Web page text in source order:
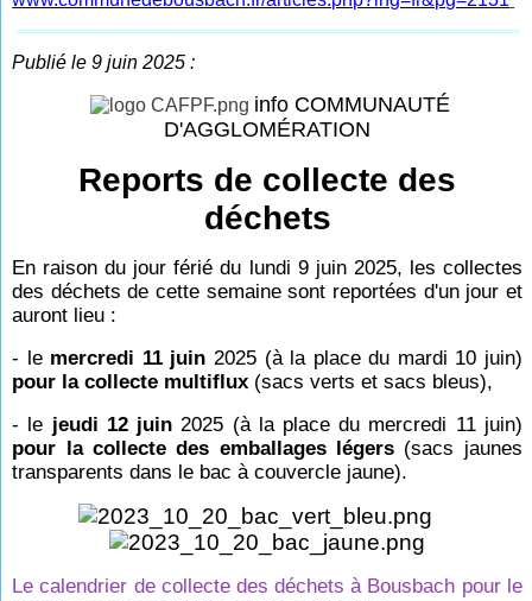
Publié le 9 juin 2025 :
info COMMUNAUTÉ
D'AGGLOMÉRATION
Reports de collecte des
déchets
En raison du jour férié du lundi 9 juin 2025, les collectes
des déchets de cette semaine sont reportées d'un jour et
auront lieu :
- le mercredi 11 juin 2025 (à la place du mardi 10 juin)
pour la collecte multiflux (sacs verts et sacs bleus),
- le jeudi 12 juin2025 (à la place du mercredi 11 juin)
pour la collecte des emballages légers (sacs jaunes
transparents dans le bac à couvercle jaune).
Le calendrier de collecte des déchets à Bousbach pour le